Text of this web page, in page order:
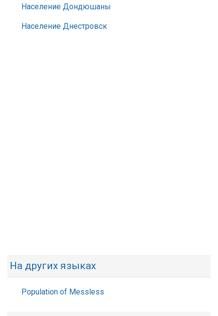
Население Дондюшаны
Население Днестровск
На других языках
Population of Messless